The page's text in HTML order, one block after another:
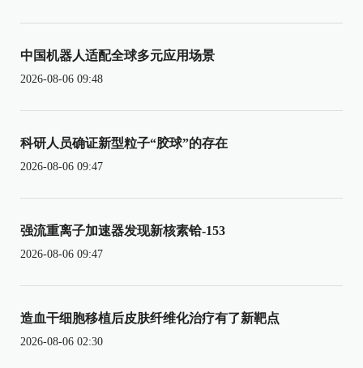
中国机器人适配全球多元应用场景
2026-08-06 09:48
科研人员确证新型粒子“胶球”的存在
2026-08-06 09:47
强流重离子加速器发现新核素铪-153
2026-08-06 09:47
造血干细胞移植后皮肤纤维化治疗有了新靶点
2026-08-06 02:30